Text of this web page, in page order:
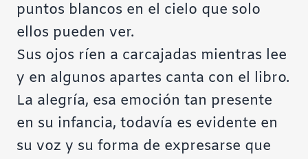
puntos blancos en el cielo que solo
ellos pueden ver.
Sus ojos ríen a carcajadas mientras lee
y en algunos apartes canta con el libro.
La alegría, esa emoción tan presente
en su infancia, todavía es evidente en
su voz y su forma de expresarse que